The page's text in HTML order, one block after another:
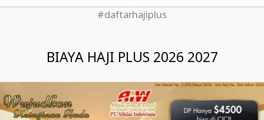
#daftarhajiplus
BIAYA HAJI PLUS 2026 2027